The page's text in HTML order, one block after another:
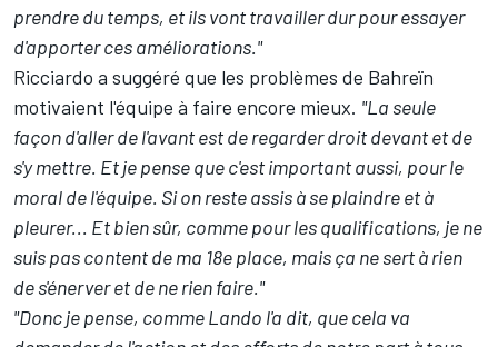
prendre du temps, et ils vont travailler dur pour essayer
d'apporter ces améliorations."
Ricciardo a suggéré que les problèmes de Bahreïn
motivaient l'équipe à faire encore mieux. "La seule
façon d'aller de l'avant est de regarder droit devant et de
s'y mettre. Et je pense que c'est important aussi, pour le
moral de l'équipe. Si on reste assis à se plaindre et à
pleurer... Et bien sûr, comme pour les qualifications, je ne
suis pas content de ma 18e place, mais ça ne sert à rien
de s'énerver et de ne rien faire."
"Donc je pense, comme Lando l'a dit, que cela va